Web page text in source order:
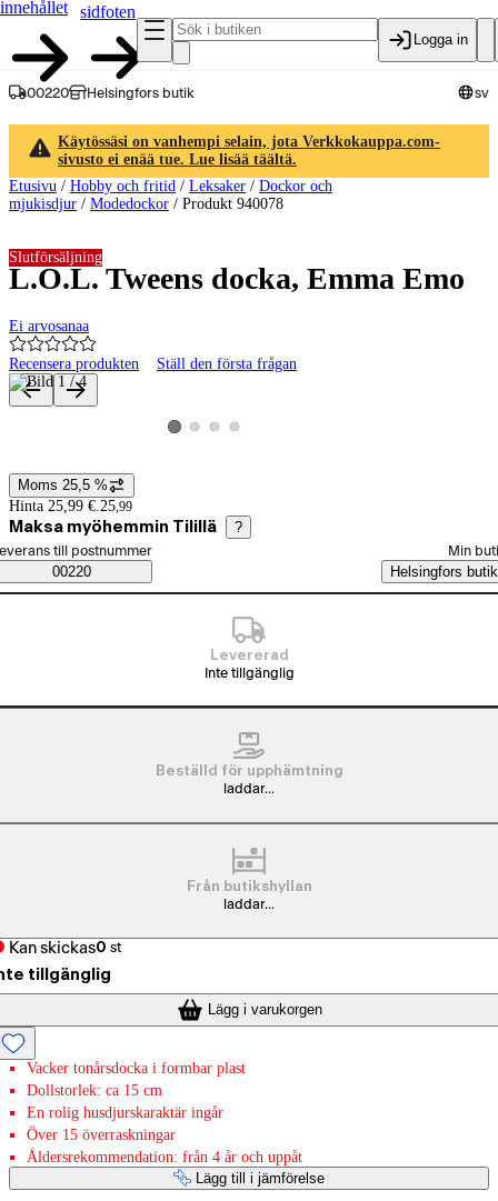
innehållet
sidfoten
Logga in
00220 Helsingfors butik sv
Käytössäsi on vanhempi selain, jota Verkkokauppa.com-
sivusto ei enää tue. Lue lisää täältä.
Etusivu / Hobby och fritid / Leksaker / Dockor och
mjukisdjur / Modedockor / Produkt 940078
L.O.L. Tweens docka, Emma Emo
Ei arvosanaa
Recensera produkten Ställ den första frågan
Slutförsäljning
Produktbilder och videor
Visa produktbild 1
Visa produktbild 2
Visa produktbild 3
Visa produktbild 4
Prisinformation
Moms 25,5 %
Hinta 25,99 €. 25,99
Maksa myöhemmin Tilillä ?
Saatavuustiedot
beställningssätt
till postnummer
00220
Min
Helsingfors butik
Levererad
Inte tillgänglig
Beställd för upphämtning
laddar...
Från butikshyllan
laddar...
Kan skickas0 st
tillgänglig
Lägg i varukorgen
Vacker tonårsdocka i formbar plast
Dollstorlek: ca 15 cm
En rolig husdjurskaraktär ingår
Över 15 överraskningar
Åldersrekommendation: från 4 år och uppåt
Lägg till i jämförelse